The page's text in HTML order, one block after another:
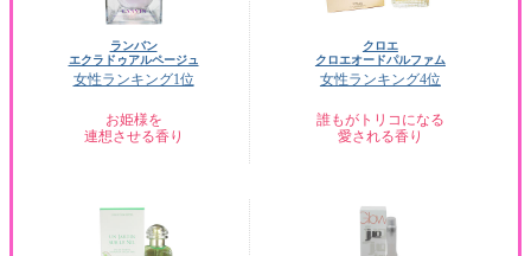
ランバン
エクラドゥアルページュ
女性ランキング1位
お姫様を
連想させる香り
クロエ
クロエオードパルファム
女性ランキング4位
誰もがトリコになる
愛される香り